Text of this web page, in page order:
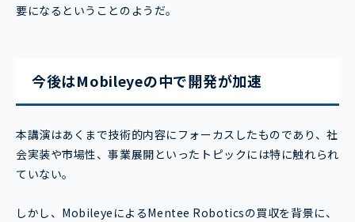
要になるということのようだ。
今後はMobileyeの中で開発が加速
本講演はあくまで技術的内容にフォーカスしたものであり、社
会実装や市場性、事業展開といったトピックには特に触れられ
ていない。
しかし、MobileyeによるMentee Roboticsの買収を背景に、